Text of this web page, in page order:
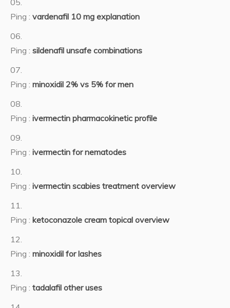
Ping : vardenafil 10 mg explanation
Ping : sildenafil unsafe combinations
Ping : minoxidil 2% vs 5% for men
Ping : ivermectin pharmacokinetic profile
Ping : ivermectin for nematodes
Ping : ivermectin scabies treatment overview
Ping : ketoconazole cream topical overview
Ping : minoxidil for lashes
Ping : tadalafil other uses